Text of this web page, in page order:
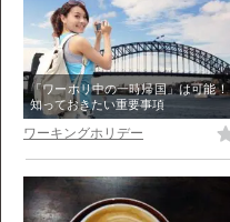
「ワーホリ中の一時帰国」は可能！
知っておきたい重要事項
ワーキングホリデー